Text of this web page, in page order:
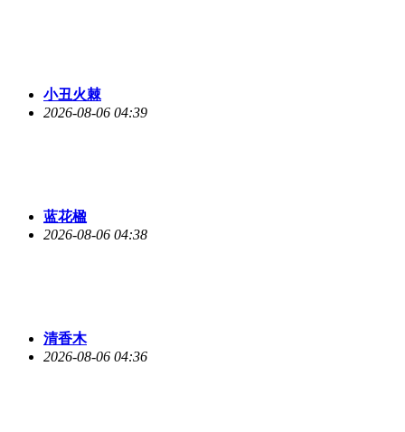
小丑火棘
2026-08-06 04:39
蓝花楹
2026-08-06 04:38
清香木
2026-08-06 04:36